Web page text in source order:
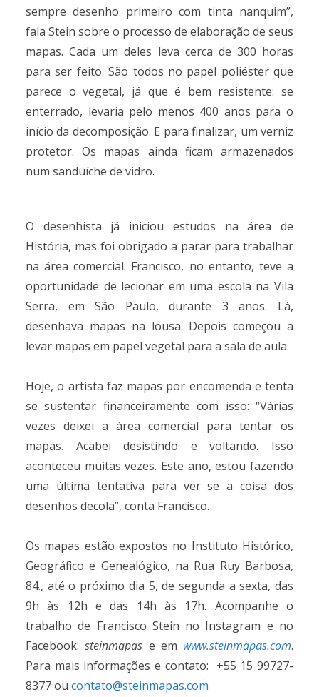
sempre desenho primeiro com tinta nanquim”,
fala Stein sobre o processo de elaboração de seus
mapas. Cada um deles leva cerca de 300 horas
para ser feito. São todos no papel poliéster que
parece o vegetal, já que é bem resistente: se
enterrado, levaria pelo menos 400 anos para o
início da decomposição. E para finalizar, um verniz
protetor. Os mapas ainda ficam armazenados
num sanduíche de vidro.
O desenhista já iniciou estudos na área de
História, mas foi obrigado a parar para trabalhar
na área comercial. Francisco, no entanto, teve a
oportunidade de lecionar em uma escola na Vila
Serra, em São Paulo, durante 3 anos. Lá,
desenhava mapas na lousa. Depois começou a
levar mapas em papel vegetal para a sala de aula.
Hoje, o artista faz mapas por encomenda e tenta
se sustentar financeiramente com isso: “Várias
vezes deixei a área comercial para tentar os
mapas. Acabei desistindo e voltando. Isso
aconteceu muitas vezes. Este ano, estou fazendo
uma última tentativa para ver se a coisa dos
desenhos decola”, conta Francisco.
Os mapas estão expostos no Instituto Histórico,
Geográfico e Genealógico, na Rua Ruy Barbosa,
84., até o próximo dia 5, de segunda a sexta, das
9h às 12h e das 14h às 17h. Acompanhe o
trabalho de Francisco Stein no Instagram e no
Facebook:steinmapas e em www.steinmapas.com.
Para mais informações e contato: +55 15 99727-
8377 ou contato@steinmapas.com